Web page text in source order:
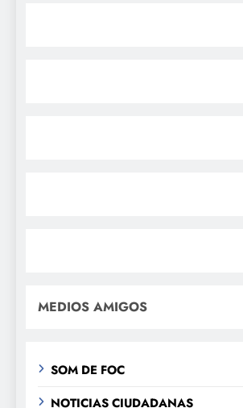
MEDIOS AMIGOS
SOM DE FOC
NOTICIAS CIUDADANAS